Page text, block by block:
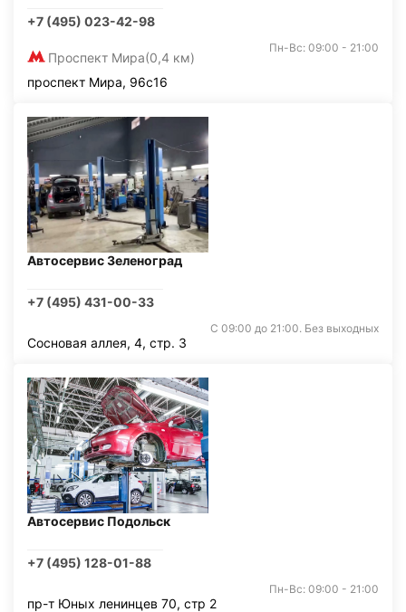
+7 (495) 023-42-98
Проспект Мира(0,4 км)
Пн-Вс: 09:00 - 21:00
проспект Мира, 96с16
Автосервис Зеленоград
+7 (495) 431-00-33
С 09:00 до 21:00. Без выходных
Сосновая аллея, 4, стр. 3
Автосервис Подольск
+7 (495) 128-01-88
Пн-Вс: 09:00 - 21:00
пр-т Юных ленинцев 70, стр 2